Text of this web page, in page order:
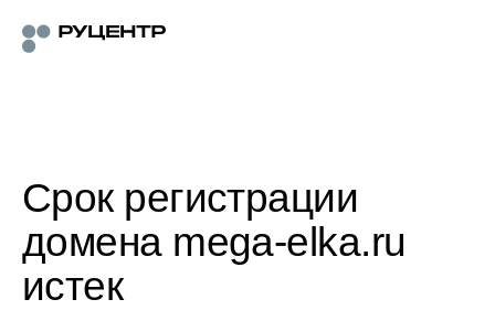
Срок регистрации
домена mega-elka.ru
истек